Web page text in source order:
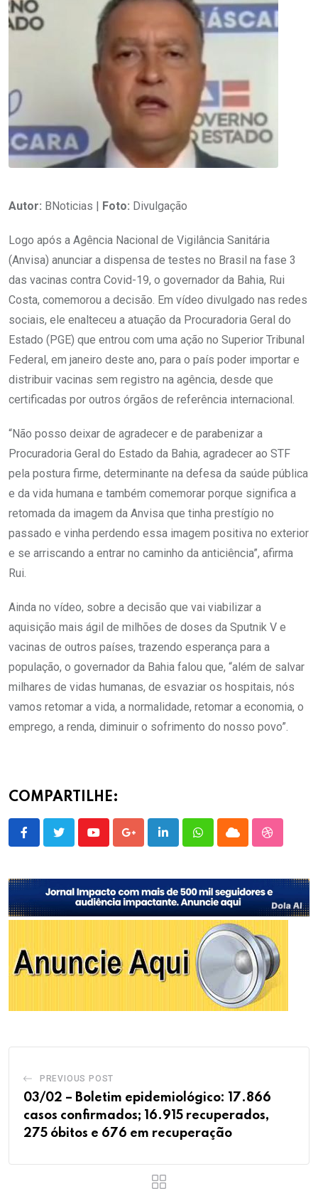
Autor: BNoticias | Foto: Divulgação
Logo após a Agência Nacional de Vigilância Sanitária
(Anvisa) anunciar a dispensa de testes no Brasil na fase 3
das vacinas contra Covid-19, o governador da Bahia, Rui
Costa, comemorou a decisão. Em vídeo divulgado nas redes
sociais, ele enalteceu a atuação da Procuradoria Geral do
Estado (PGE) que entrou com uma ação no Superior Tribunal
Federal, em janeiro deste ano, para o país poder importar e
distribuir vacinas sem registro na agência, desde que
certificadas por outros órgãos de referência internacional.
“Não posso deixar de agradecer e de parabenizar a
Procuradoria Geral do Estado da Bahia, agradecer ao STF
pela postura firme, determinante na defesa da saúde pública
e da vida humana e também comemorar porque significa a
retomada da imagem da Anvisa que tinha prestígio no
passado e vinha perdendo essa imagem positiva no exterior
e se arriscando a entrar no caminho da anticiência”, afirma
Rui.
Ainda no vídeo, sobre a decisão que vai viabilizar a
aquisição mais ágil de milhões de doses da Sputnik V e
vacinas de outros países, trazendo esperança para a
população, o governador da Bahia falou que, “além de salvar
milhares de vidas humanas, de esvaziar os hospitais, nós
vamos retomar a vida, a normalidade, retomar a economia, o
emprego, a renda, diminuir o sofrimento do nosso povo”.
COMPARTILHE:
YoutubeGoogle+LinkedInWhatsappCloud
PREVIOUS POST
03/02 – Boletim epidemiológico: 17.866
casos confirmados; 16.915 recuperados,
275 óbitos e 676 em recuperação